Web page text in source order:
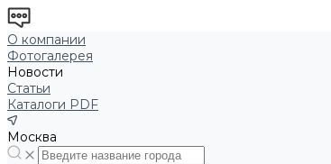
О компании
Фотогалерея
Новости
Статьи
Каталоги PDF
Москва